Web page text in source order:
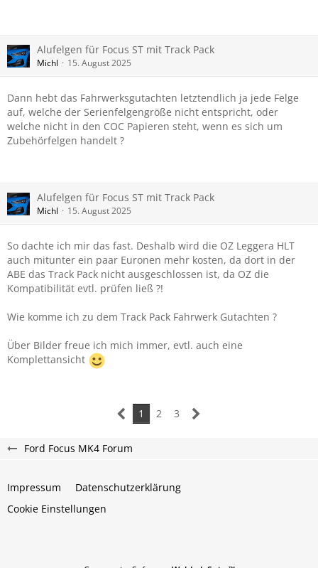
Alufelgen für Focus ST mit Track Pack
Michl 15. August 2025
Dann hebt das Fahrwerksgutachten letztendlich ja jede Felge
auf, welche der Serienfelgengröße nicht entspricht, oder
welche nicht in den COC Papieren steht, wenn es sich um
Zubehörfelgen handelt ?
Alufelgen für Focus ST mit Track Pack
Michl 15. August 2025
So dachte ich mir das fast. Deshalb wird die OZ Leggera HLT
auch mitunter ein paar Euronen mehr kosten, da dort in der
ABE das Track Pack nicht ausgeschlossen ist, da OZ die
Kompatibilität evtl. prüfen ließ ?!
Wie komme ich zu dem Track Pack Fahrwerk Gutachten ?
Über Bilder freue ich mich immer, evtl. auch eine
Komplettansicht
1 2 3
Ford Focus MK4 Forum
Impressum
Datenschutzerklärung
Cookie Einstellungen